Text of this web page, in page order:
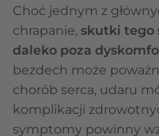
Choć jednym z
chrapanie, skutki tego
daleko poza
bezdech może
chorób serca, udaru
komplikacji
symptomy powinny